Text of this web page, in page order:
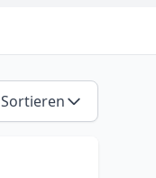
Sortieren